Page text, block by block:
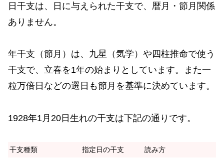
日干支は、日に与えられた干支で、暦月・節月関係
ありません。
年干支（節月）は、九星（気学）や四柱推命で使う
干支で、立春を1年の始まりとしています。また一
粒万倍日などの選日も節月を基準に決めています。
1928年1月20日生れの干支は下記の通りです。
干支種類 指定日の干支
読み方